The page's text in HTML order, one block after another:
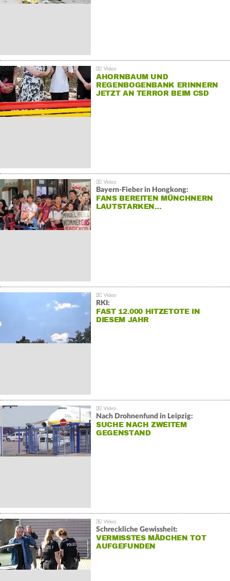
AHORNBAUM UND
REGENBOGENBANK ERINNERN
JETZT AN TERROR BEIM CSD
Bayern-Fieber in Hongkong:
FANS BEREITEN MÜNCHNERN
LAUTSTARKEN…
RKI:
FAST 12.000 HITZETOTE IN
DIESEM JAHR
Nach Drohnenfund in Leipzig:
SUCHE NACH ZWEITEM
GEGENSTAND
Schreckliche Gewissheit:
VERMISSTES MÄDCHEN TOT
AUFGEFUNDEN